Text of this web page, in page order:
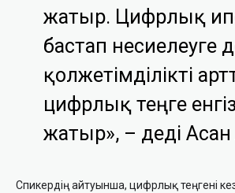
жатыр. Цифрлық
бастап несиелеуге
қолжетімділікті
цифрлық теңге
жатыр», – деді
Спикердің айтуынша, цифрлық теңгені